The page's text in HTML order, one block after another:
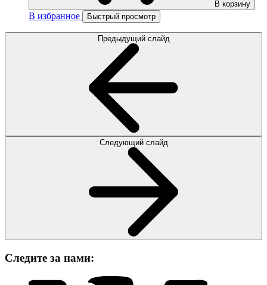
В корзину
В избранное Быстрый просмотр
Предыдущий слайд
Следующий слайд
Следите за нами: